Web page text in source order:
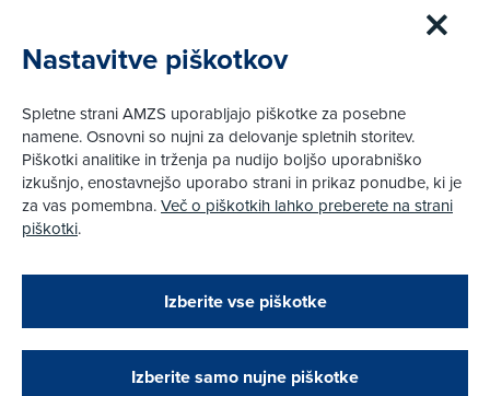
Zapri
Podarjamo vam 10 €!
Obstoječi in novi AMZS člani, ki boste v AMZS
opravili registracijo vozila, boste prejeli
vrednostno darilno kartico z dobroimetjem v višini
Piškotki
Politika zasebnosti
Informacije o obdelavi osebnih podatkov - videonadzor
Pravno obvestilo
Izvensodno reševanje potrošniških sporov
Cenik članstva AMZS
Pri spletni včlanitvi so podprta naslednja plačilna sredstva:
Nastavitve piškotkov
Spletne strani AMZS uporabljajo piškotke za posebne
namene. Osnovni so nujni za delovanje spletnih storitev.
Piškotki analitike in trženja pa nudijo boljšo uporabniško
izkušnjo, enostavnejšo uporabo strani in prikaz ponudbe, ki je
za vas pomembna.Več o piškotkih lahko preberete na strani
piškotki.
Izberite vse piškotke
Izberite samo nujne piškotke